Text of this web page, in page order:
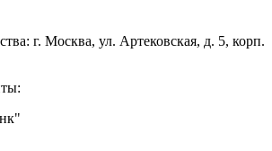
г. Москва, ул. Артековская, д. 5, корп.